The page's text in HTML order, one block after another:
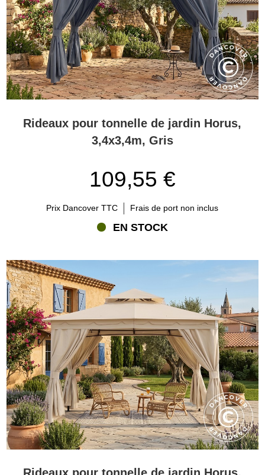
Rideaux pour tonnelle de jardin Horus,
3,4x3,4m, Gris
109,55 €
Prix Dancover TTC Frais de port non inclus
EN STOCK